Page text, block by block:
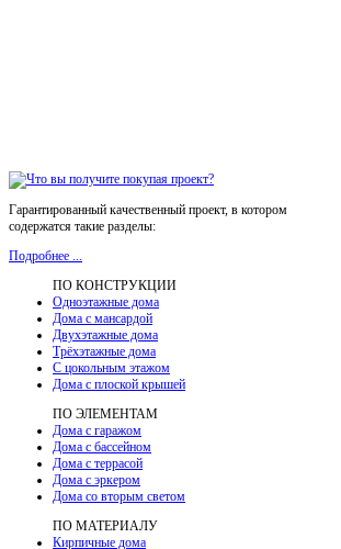
Гарантированный качественный проект, в котором
содержатся такие разделы:
Подробнее ...
ПО КОНСТРУКЦИИ
Одноэтажные дома
Дома с мансардой
Двухэтажные дома
Трёхэтажные дома
С цокольным этажом
Дома с плоской крышей
ПО ЭЛЕМЕНТАМ
Дома с гаражом
Дома с бассейном
Дома с террасой
Дома с эркером
Дома со вторым светом
ПО МАТЕРИАЛУ
Кирпичные дома